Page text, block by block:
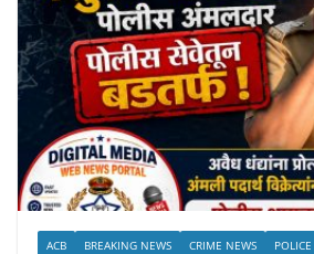
ACB BREAKING NEWS CRIME NEWS